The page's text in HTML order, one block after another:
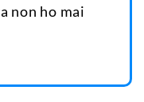
non ho mai